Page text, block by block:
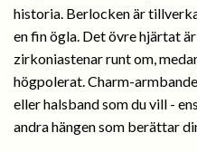
historia. Berlocken är
en fin ögla. Det övre hjärtat
zirkoniastenar runt om,
högpolerat. Charm-
eller halsband som du vill -
andra hängen som berättar